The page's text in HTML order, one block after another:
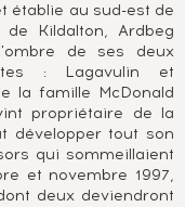
établie au sud-est de
Kildalton, Ardbeg
de ses deux
: Lagavulin et
la famille McDonald
propriétaire de la
développer tout son
qui sommeillaient
et novembre 1997,
deux deviendront